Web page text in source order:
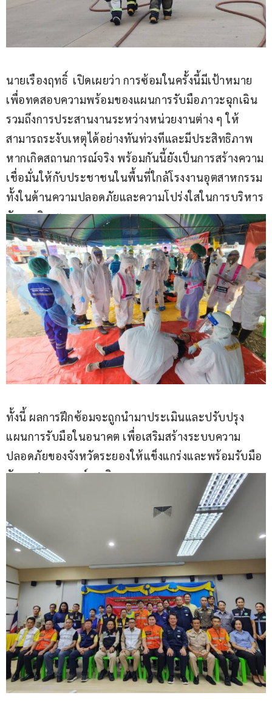
นายเรืองฤทธิ์  เปิดเผยว่า การซ้อมในครั้งนี้มีเป้าหมาย
เพื่อทดสอบความพร้อมของแผนการรับมือภาวะฉุกเฉิน
รวมถึงการประสานงานระหว่างหน่วยงานต่าง ๆ ให้
สามารถระงับเหตุได้อย่างทันท่วงทีและมีประสิทธิภาพ
หากเกิดสถานการณ์จริง พร้อมกันนี้ยังเป็นการสร้างความ
เชื่อมั่นให้กับประชาชนในพื้นที่ใกล้โรงงานอุตสาหกรรม
ทั้งในด้านความปลอดภัยและความโปร่งใสในการบริหาร
จัดการวิกฤต
ทั้งนี้ ผลการฝึกซ้อมจะถูกนำมาประเมินและปรับปรุง
แผนการรับมือในอนาคต เพื่อเสริมสร้างระบบความ
ปลอดภัยของจังหวัดระยองให้แข็งแกร่งและพร้อมรับมือ
กับทุกสถานการณ์ฉุกเฉิน.